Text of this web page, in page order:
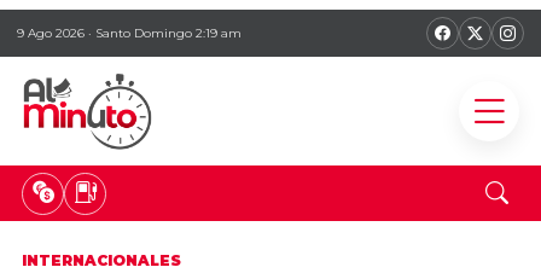
9 Ago 2026 · Santo Domingo 2:19 am
INTERNACIONALES